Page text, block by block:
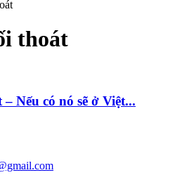
thoát
Nếu có nó sẽ ở Việt...